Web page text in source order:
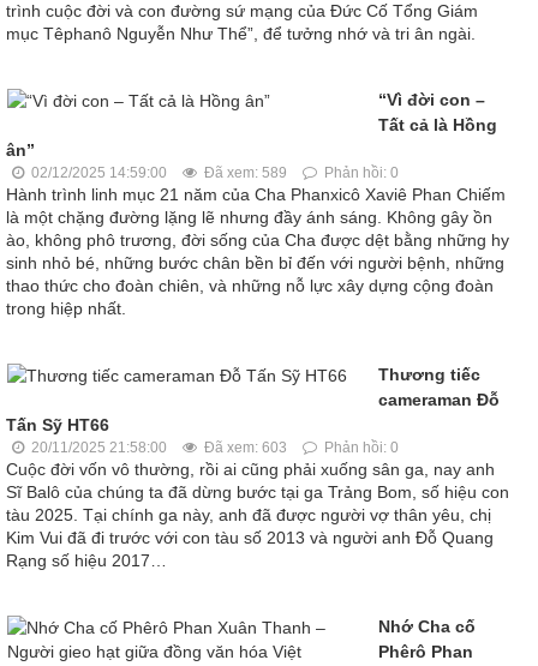
trình cuộc đời và con đường sứ mạng của Đức Cố Tổng Giám
mục Têphanô Nguyễn Như Thể”, để tưởng nhớ và tri ân ngài.
“Vì đời con –
Tất cả là Hồng
ân”
02/12/2025 14:59:00 Đã xem: 589 Phản hồi: 0
Hành trình linh mục 21 năm của Cha Phanxicô Xaviê Phan Chiếm
là một chặng đường lặng lẽ nhưng đầy ánh sáng. Không gây ồn
ào, không phô trương, đời sống của Cha được dệt bằng những hy
sinh nhỏ bé, những bước chân bền bỉ đến với người bệnh, những
thao thức cho đoàn chiên, và những nỗ lực xây dựng cộng đoàn
trong hiệp nhất.
Thương tiếc
cameraman Đỗ
Tấn Sỹ HT66
20/11/2025 21:58:00 Đã xem: 603 Phản hồi: 0
Cuộc đời vốn vô thường, rồi ai cũng phải xuống sân ga, nay anh
Sĩ Balô của chúng ta đã dừng bước tại ga Trảng Bom, số hiệu con
tàu 2025. Tại chính ga này, anh đã được người vợ thân yêu, chị
Kim Vui đã đi trước với con tàu số 2013 và người anh Đỗ Quang
Rạng số hiệu 2017…
Nhớ Cha cố
Phêrô Phan